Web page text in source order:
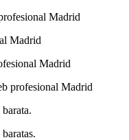
Madrid
Madrid
Madrid
profesional Madrid